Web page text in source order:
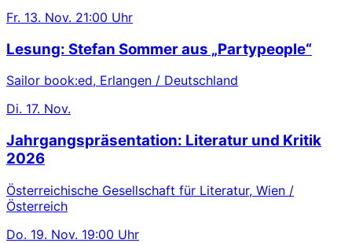
Fr. 13. Nov. 21:00 Uhr
Lesung: Stefan Sommer aus „Partypeople“
Sailor book:ed, Erlangen / Deutschland
Di. 17. Nov.
Jahrgangspräsentation: Literatur und Kritik
2026
Österreichische Gesellschaft für Literatur, Wien /
Österreich
Do. 19. Nov. 19:00 Uhr